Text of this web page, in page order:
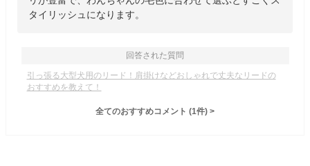
タイリッシュになります。
回答された質問
引っ張る大型犬用のリード！肩掛けなどおしゃれで丈夫なリードの
おすすめを教えて！
全てのおすすめコメント (1件) >